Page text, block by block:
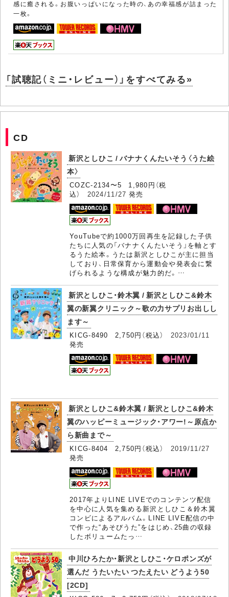
感に癒される。お腹いっぱいになった時の、あの幸福感が詰まった
一枚。
「試聴記（ミニ・レビュー）」をすべてみる»
CD
新沢としひこ / バナナくんたいそう〈うた絵
本〉
COZC-2134〜5 1,980円（税
込） 2024/11/27 発売
YouTubeで約1000万回再生を記録した子供
たちに人気の「バナナくんたいそう」を軸とす
るうた絵本。うたは新沢としひこが主に担当
しており、日常保育から運動会や発表会に繋
げられるような構成が魅力的だ。…
新沢としひこ・鈴木翼 / 新沢としひこ&鈴木
翼の新翼クリニック～歌の力サプリお出しし
ます～
KICG-8490 2,750円（税込） 2023/01/11
発売
新沢としひこ&鈴木翼 / 新沢としひこ&鈴木
翼のハッピーミュージック・アワー!～原点か
ら新曲まで～
KICG-8404 2,750円（税込） 2019/11/27
発売
2017年よりLINE LIVEでのコンテンツ配信
を中心に人気を集める新沢としひこ＆鈴木翼
コンビによるアルバム。LINE LIVE配信の中
で作った“あそびうた”をはじめ、25曲の収録
したボリュームたっ…
中川ひろたか・新沢としひこ・ケロポンズが
選んだ うたいたい つたえたい どうよう50
[2CD]